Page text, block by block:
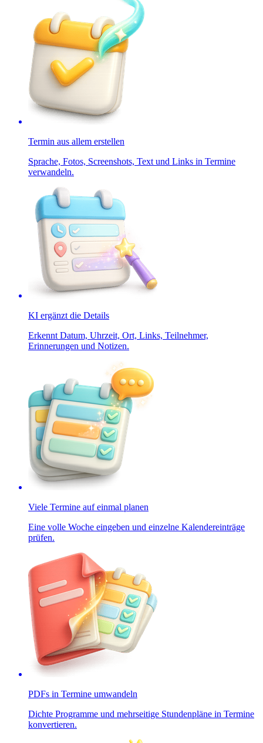
Termin aus allem erstellen
Sprache, Fotos, Screenshots, Text und Links in Termine
verwandeln.
KI ergänzt die Details
Erkennt Datum, Uhrzeit, Ort, Links, Teilnehmer,
Erinnerungen und Notizen.
Viele Termine auf einmal planen
Eine volle Woche eingeben und einzelne Kalendereinträge
prüfen.
PDFs in Termine umwandeln
Dichte Programme und mehrseitige Stundenpläne in Termine
konvertieren.